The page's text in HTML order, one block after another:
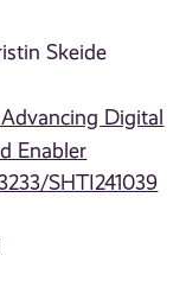
Skeide
Digital
Enabler
SHTI241039